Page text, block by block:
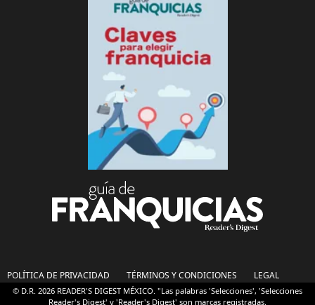
POLÍTICA DE PRIVACIDAD TÉRMINOS Y CONDICIONES LEGAL
© D.R. 2026 READER'S DIGEST MÉXICO. "Las palabras 'Selecciones', 'Selecciones
Reader's Digest' y 'Reader's Digest' son marcas registradas.